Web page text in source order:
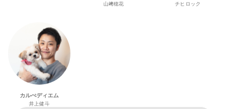
山﨑穂花 チヒロック
カルぺディエム
井上健斗